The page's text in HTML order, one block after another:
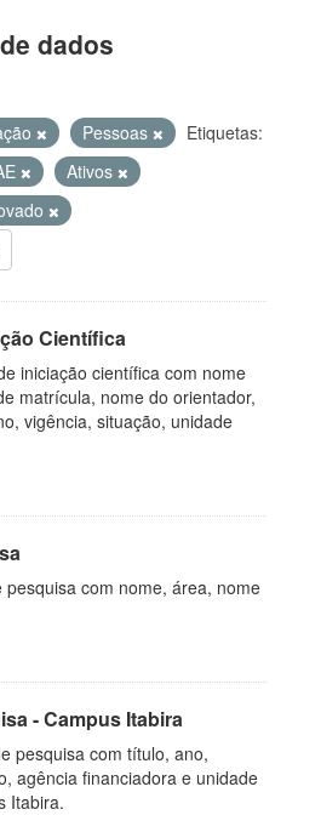
dados
Pessoas
Etiquetas:
Ativos
Científica
iniciação científica com nome
matrícula, nome do orientador,
vigência, situação, unidade
pesquisa com nome, área, nome
- Campus Itabira
pesquisa com título, ano,
agência financiadora e unidade
Itabira.